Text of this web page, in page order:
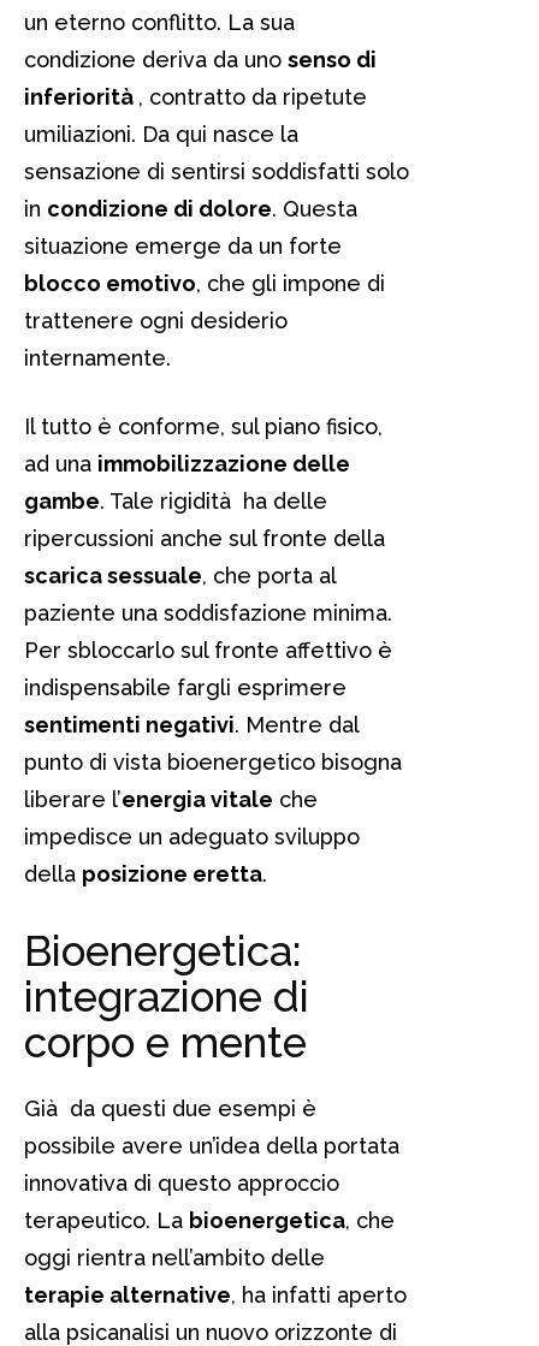
un eterno conflitto. La sua
condizione deriva da uno senso di
inferiorità , contratto da ripetute
umiliazioni. Da qui nasce la
sensazione di sentirsi soddisfatti solo
in condizione di dolore. Questa
situazione emerge da un forte
blocco emotivo, che gli impone di
trattenere ogni desiderio
internamente.
Il tutto è conforme, sul piano fisico,
ad una immobilizzazione delle
gambe. Tale rigidità ha delle
ripercussioni anche sul fronte della
scarica sessuale, che porta al
paziente una soddisfazione minima.
Per sbloccarlo sul fronte affettivo è
indispensabile fargli esprimere
sentimenti negativi. Mentre dal
punto di vista bioenergetico bisogna
liberare l’energia vitale che
impedisce un adeguato sviluppo
della posizione eretta.
Bioenergetica:
integrazione di
corpo e mente
Già da questi due esempi è
possibile avere un’idea della portata
innovativa di questo approccio
terapeutico. La bioenergetica, che
oggi rientra nell’ambito delle
terapie alternative, ha infatti aperto
alla psicanalisi un nuovo orizzonte di